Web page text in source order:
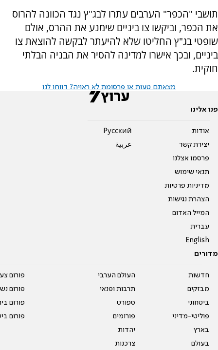
תושבי "הכפר" הערבים עתרו לבג"ץ נגד הכוונה להרוס
את הכפר, וביקשו צו ביניים שימנע את ההרס, אולם
שופטי בג"ץ החליטו שלא להיעתר לבקשה להוצאת צו
ביניים, ובכך אישרו למדינה להסיר את הבניה הבלתי
חוקית.
מצאתם טעות או פרסומת לא ראויה? דווחו לנו
פנו אלינו
אודות
יצירת קשר
פרסמו אצלנו
תנאי שימוש
מדיניות פרטיות
הצהרת נגישות
המייל האדום
עברית
English
Pусский
عربية
מדורים
חדשות
מבזקים
ביטחוני
פוליטי-מדיני
בארץ
בעולם
העולם הערבי
תרבות ופנאי
ספורט
פורומים
יהדות
צרכנות
פורום
פורום
פורום
פורום